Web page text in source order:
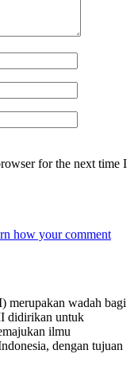
for the next time I
how your comment
wadah bagi
didirikan untuk
ilmu
dengan tujuan